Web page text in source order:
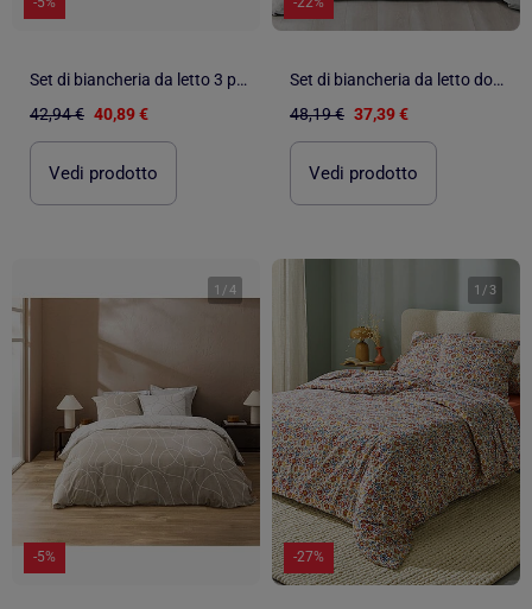
Set di biancheria da letto 3 pezzi in cotone liscio a rilievo + federe
42,94 € 40,89 €
Vedi prodotto
Set di biancheria da letto double-face in cotone stampato con motivo a fogliame
48,19 € 37,39 €
Vedi prodotto
1 /4
-5%
1 / 3
-27%